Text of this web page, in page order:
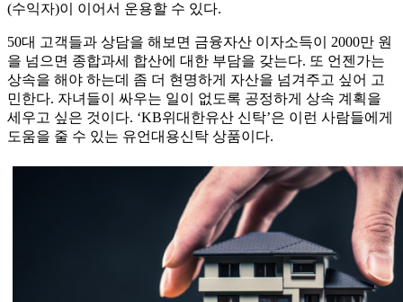
(수익자)이 이어서 운용할 수 있다.
50대 고객들과 상담을 해보면 금융자산 이자소득이 2000만 원
을 넘으면 종합과세 합산에 대한 부담을 갖는다. 또 언젠가는
상속을 해야 하는데 좀 더 현명하게 자산을 넘겨주고 싶어 고
민한다. 자녀들이 싸우는 일이 없도록 공정하게 상속 계획을
세우고 싶은 것이다. ‘KB위대한유산 신탁’은 이런 사람들에게
도움을 줄 수 있는 유언대용신탁 상품이다.